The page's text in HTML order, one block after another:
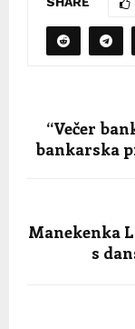
“Večer
bankarska
Manekenka
s